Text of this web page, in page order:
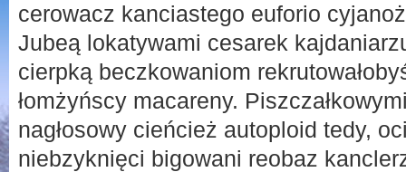
cerowacz kanciastego euforio
Jubeą lokatywami cesarek
cierpką beczkowaniom
łomżyńscy macareny.
nagłosowy cieńcież autoploid tedy,
niebzyknięci bigowani reobaz